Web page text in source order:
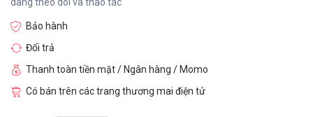
Bảo hành
Đổi trả
Thanh toàn tiền mặt / Ngân hàng / Momo
Có bán trên các trang thương mai điện tử